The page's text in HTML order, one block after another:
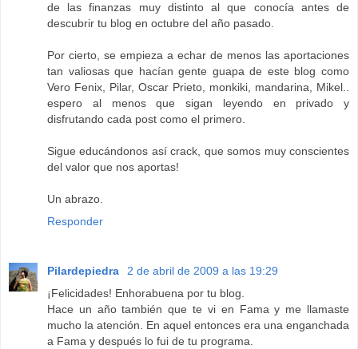
de las finanzas muy distinto al que conocía antes de
descubrir tu blog en octubre del año pasado.
Por cierto, se empieza a echar de menos las aportaciones
tan valiosas que hacían gente guapa de este blog como
Vero Fenix, Pilar, Oscar Prieto, monkiki, mandarina, Mikel..
espero al menos que sigan leyendo en privado y
disfrutando cada post como el primero.
Sigue educándonos así crack, que somos muy conscientes
del valor que nos aportas!
Un abrazo.
Responder
Pilardepiedra
2 de abril de 2009 a las 19:29
¡Felicidades! Enhorabuena por tu blog.
Hace un año también que te vi en Fama y me llamaste
mucho la atención. En aquel entonces era una enganchada
a Fama y después lo fui de tu programa.